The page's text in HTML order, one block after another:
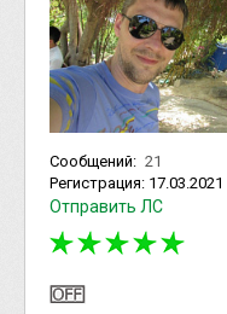
Сообщений: 21
Регистрация: 17.03.2021
Отправить ЛС